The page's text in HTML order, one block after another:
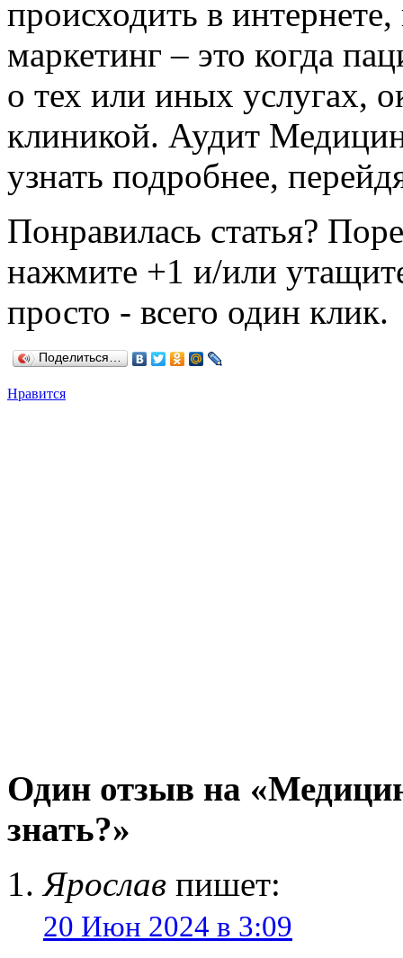
происходить в
маркетинг – это когда
о тех или иных услугах,
клиникой. Аудит
узнать подробнее,
Понравилась статья?
нажмите +1 и/или
просто - всего один клик.
Поделиться…
Нравится
Один отзыв на
знать?»
Ярослав пишет:
20 Июн 2024 в 3:09